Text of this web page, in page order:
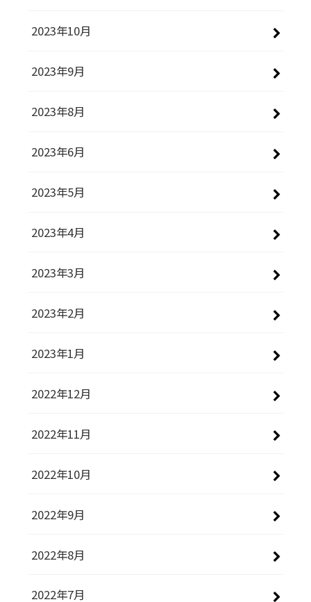
2023年10月
2023年9月
2023年8月
2023年6月
2023年5月
2023年4月
2023年3月
2023年2月
2023年1月
2022年12月
2022年11月
2022年10月
2022年9月
2022年8月
2022年7月